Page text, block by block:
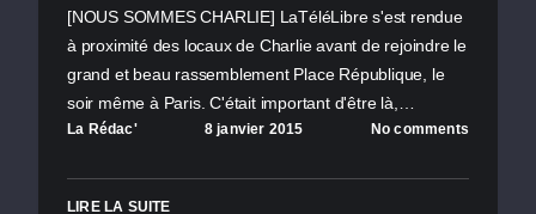
[NOUS SOMMES CHARLIE] LaTéléLibre s'est rendue
à proximité des locaux de Charlie avant de rejoindre le
grand et beau rassemblement Place République, le
soir même à Paris. C'était important d'être là,…
La Rédac' 8 janvier 2015 No comments
LIRE LA SUITE